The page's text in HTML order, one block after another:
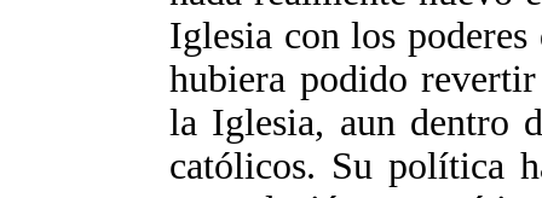
Iglesia con los poderes
hubiera podido
la Iglesia, aun dentro
católicos. Su política